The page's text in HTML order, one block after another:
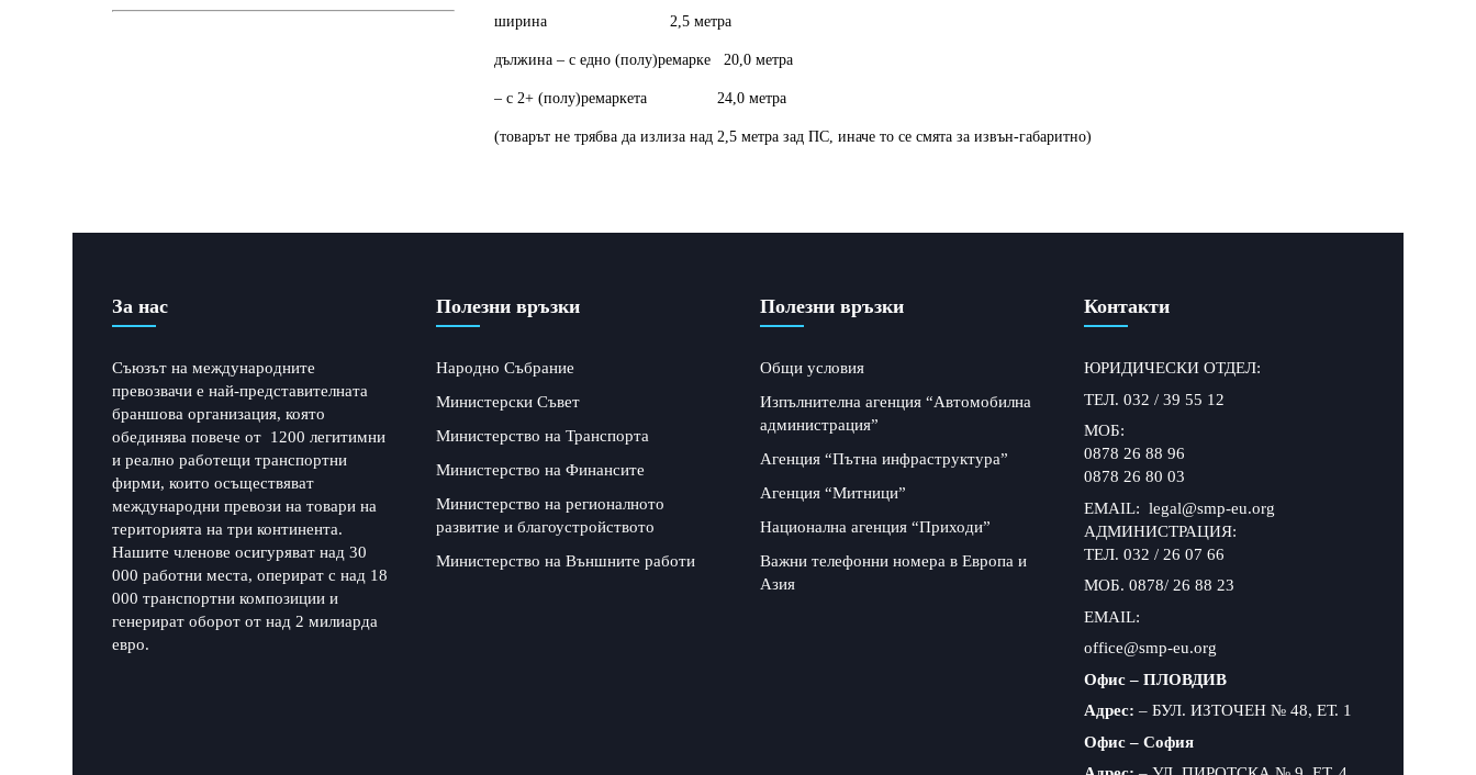
…
ширина 2,5 метра
дължина – с едно (полу)ремарке 20,0 метра
– с 2+ (полу)ремаркета 24,0 метра
(товарът не трябва да излиза над 2,5 метра зад ПС, иначе то се смята за извън-габаритно)
За нас
Съюзът на международните
превозвачи е най-представителната
браншова организация, която
обединява повече от 1200 легитимни
и реално работещи транспортни
фирми, които осъществяват
международни превози на товари на
територията на три континента.
Нашите членове осигуряват над 30
000 работни места, оперират с над 18
000 транспортни композиции и
генерират оборот от над 2 милиарда
евро.
Полезни връзки
Народно Събрание
Министерски Съвет
Министерство на Транспорта
Министерство на Финансите
Министерство на регионалното
развитие и благоустройството
Министерство на Външните работи
Полезни връзки
Общи условия
Изпълнителна агенция “Автомобилна
администрация”
Агенция “Пътна инфраструктура”
Агенция “Митници”
Национална агенция “Приходи”
Важни телефонни номера в Европа и
Азия
Контакти
ЮРИДИЧЕСКИ ОТДЕЛ:
ТЕЛ. 032 / 39 55 12
МОБ:
0878 26 88 96
0878 26 80 03
EMAIL: legal@smp-eu.org
АДМИНИСТРАЦИЯ:
ТЕЛ. 032 / 26 07 66
МОБ. 0878/ 26 88 23
EMAIL:
office@smp-eu.org
Офис – ПЛОВДИВ
Адрес: – БУЛ. ИЗТОЧЕН № 48, ЕТ. 1
Офис – София